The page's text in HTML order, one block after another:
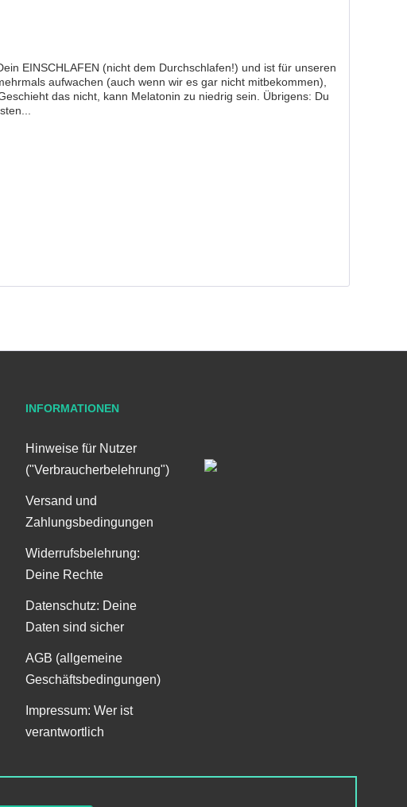
EINSCHLAFEN (nicht dem Durchschlafen!) und ist für unseren
aufwachen (auch wenn wir es gar nicht mitbekommen),
das nicht, kann Melatonin zu niedrig sein. Übrigens: Du
INFORMATIONEN
Hinweise für Nutzer
("Verbraucherbelehrung")
Versand und
Zahlungsbedingungen
Widerrufsbelehrung:
Deine Rechte
Datenschutz: Deine
Daten sind sicher
AGB (allgemeine
Geschäftsbedingungen)
Impressum: Wer ist
verantwortlich